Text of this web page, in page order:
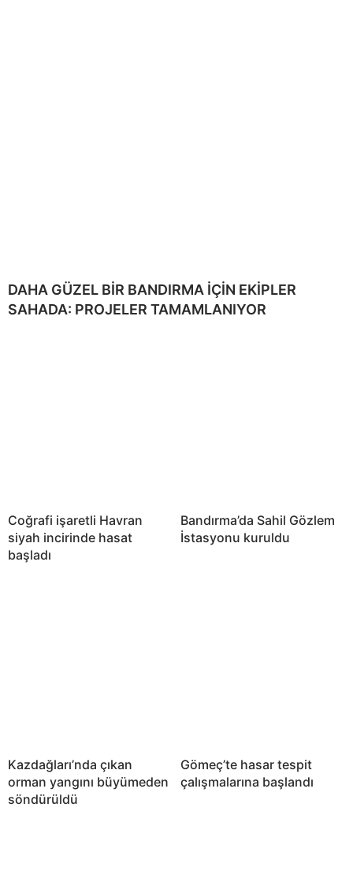
DAHA GÜZEL BİR BANDIRMA İÇİN EKİPLER
SAHADA: PROJELER TAMAMLANIYOR
Coğrafi işaretli Havran
siyah incirinde hasat
başladı
Bandırma’da Sahil Gözlem
İstasyonu kuruldu
Kazdağları’nda çıkan
orman yangını büyümeden
söndürüldü
Gömeç’te hasar tespit
çalışmalarına başlandı